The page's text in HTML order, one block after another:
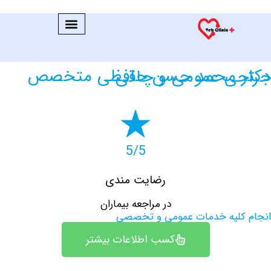
حافظی متخصص جراحی عمومی و چاقی
رضایت مندی
در مراجعه بیماران
خدمات عمومی و تخصصی
کسب اطلاعات بیشتر